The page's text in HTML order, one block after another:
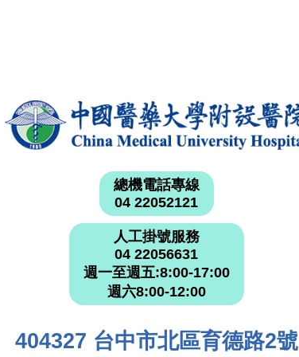
總機電話專線
04 22052121
人工掛號服務
04 22056631
週一至週五:8:00-17:00
週六8:00-12:00
404327 台中市北區育德路2號